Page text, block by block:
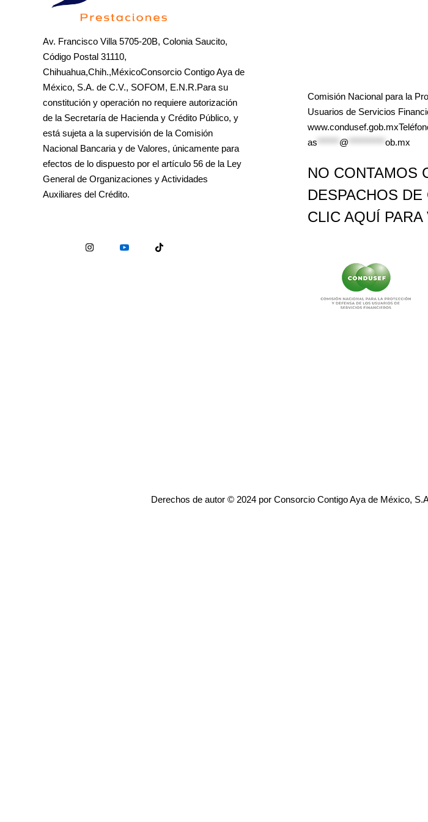
Av. Francisco Villa 5705-20B, Colonia Saucito,
Código Postal 31110,
Chihuahua,Chih.,MéxicoConsorcio Contigo Aya de
México, S.A. de C.V., SOFOM, E.N.R.Para su
constitución y operación no requiere autorización
de la Secretaría de Hacienda y Crédito Público, y
está sujeta a la supervisión de la Comisión
Nacional Bancaria y de Valores, únicamente para
efectos de lo dispuesto por el artículo 56 de la Ley
General de Organizaciones y Actividades
Auxiliares del Crédito.
Comisión Nacional para la
Usuarios de Servicios
as
@ ob.mx
NO CONTAMOS
DESPACHOS
CLIC AQUÍ
Derechos de autor © 2024 por Consorcio Contigo Aya de México,